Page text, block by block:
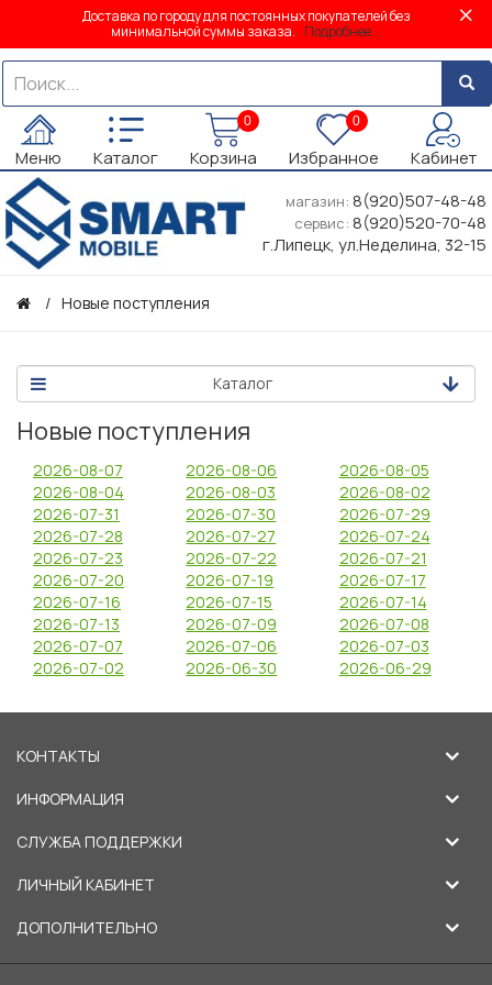
Доставка по городу для постоянных покупателей без
минимальной суммы заказа. Подробнее...
Меню Каталог
0
Корзина
0
Избранное Кабинет
магазин: 8(920)507-48-48
сервис: 8(920)520-70-48
г.Липецк, ул.Неделина, 32-15
Новые поступления
Каталог
Новые поступления
2026-08-07 2026-08-06
2026-08-05
2026-08-04
2026-08-03
2026-08-02
2026-07-31
2026-07-30
2026-07-29
2026-07-28
2026-07-27
2026-07-24
2026-07-23
2026-07-22
2026-07-21
2026-07-20
2026-07-19
2026-07-17
2026-07-16
2026-07-15
2026-07-14
2026-07-13
2026-07-09
2026-07-08
2026-07-07
2026-07-06
2026-07-03
2026-07-02
2026-06-30 2026-06-29
КОНТАКТЫ
ИНФОРМАЦИЯ
СЛУЖБА ПОДДЕРЖКИ
ЛИЧНЫЙ КАБИНЕТ
ДОПОЛНИТЕЛЬНО